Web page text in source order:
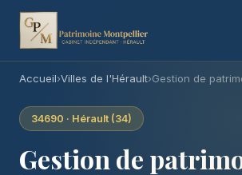
Accueil›Villes de l'Hérault›Gestion de
34690 · Hérault (34)
Gestion de